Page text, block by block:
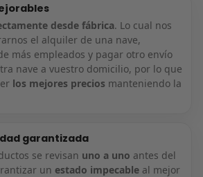
desde fábrica. Lo cual nos
el alquiler de una nave,
más empleados y pagar otro envío
nave a vuestro domicilio, por lo que
los mejores precios manteniendo la
garantizada
se revisan uno a uno antes del
un estado impecableal mejor